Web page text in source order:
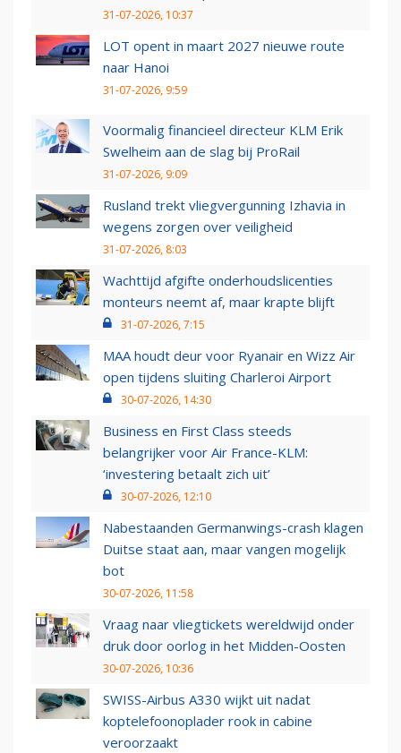
31-07-2026, 10:37
LOT opent in maart 2027 nieuwe route
naar Hanoi
31-07-2026, 9:59
Voormalig financieel directeur KLM Erik
Swelheim aan de slag bij ProRail
31-07-2026, 9:09
Rusland trekt vliegvergunning Izhavia in
wegens zorgen over veiligheid
31-07-2026, 8:03
Wachttijd afgifte onderhoudslicenties
monteurs neemt af, maar krapte blijft
31-07-2026, 7:15
MAA houdt deur voor Ryanair en Wizz Air
open tijdens sluiting Charleroi Airport
30-07-2026, 14:30
Business en First Class steeds
belangrijker voor Air France-KLM:
‘investering betaalt zich uit’
30-07-2026, 12:10
Nabestaanden Germanwings-crash klagen
Duitse staat aan, maar vangen mogelijk
bot
30-07-2026, 11:58
Vraag naar vliegtickets wereldwijd onder
druk door oorlog in het Midden-Oosten
30-07-2026, 10:36
SWISS-Airbus A330 wijkt uit nadat
koptelefoonoplader rook in cabine
veroorzaakt